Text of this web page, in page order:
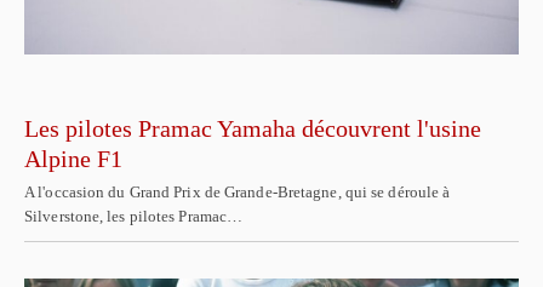
Les pilotes Pramac Yamaha découvrent l'usine
Alpine F1
A l'occasion du Grand Prix de Grande-Bretagne, qui se déroule à
Silverstone, les pilotes Pramac…